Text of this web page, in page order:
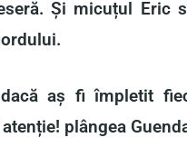
Și micuțul Eric
aș fi împletit
plângea